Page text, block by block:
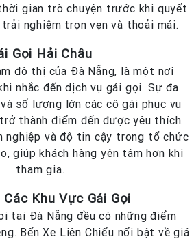
gian trò chuyện trước khi quyết
nghiệm trọn vẹn và thoải mái.
Gọi Hải Châu
đô thị của Đà Nẵng, là một nơi
nhắc đến dịch vụ gái gọi. Sự đa
số lượng lớn các cô gái phục vụ
thành điểm đến được yêu thích.
nghiệp và độ tin cậy trong tổ chức
giúp khách hàng yên tâm hơn khi
tham gia.
Các Khu Vực Gái Gọi
tại Đà Nẵng đều có những điểm
Bến Xe Liên Chiểu nổi bật về giá